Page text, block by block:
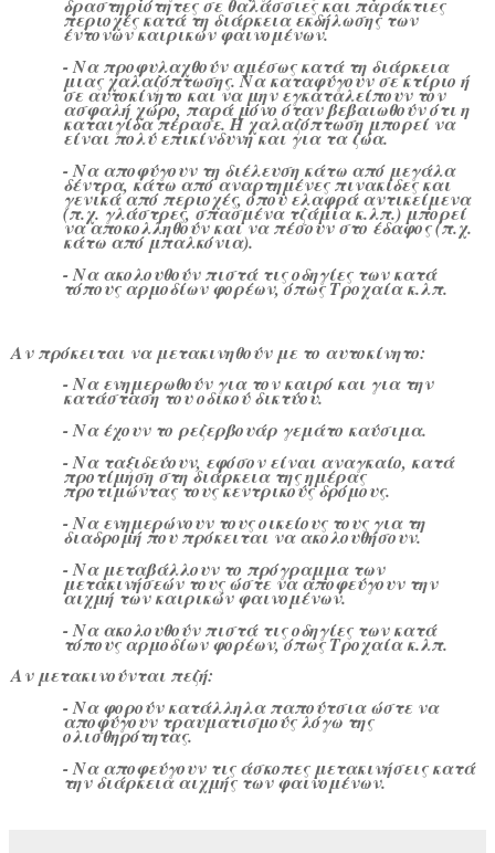
δραστηριότητες σε θαλάσσιες και παράκτιες
περιοχές κατά τη διάρκεια εκδήλωσης των
έντονων καιρικών φαινομένων.
- Να προφυλαχθούν αμέσως κατά τη διάρκεια
μιας χαλαζόπτωσης. Να καταφύγουν σε κτίριο ή
σε αυτοκίνητο και να μην εγκαταλείπουν τον
ασφαλή χώρο, παρά μόνο όταν βεβαιωθούν ότι η
καταιγίδα πέρασε. Η χαλαζόπτωση μπορεί να
είναι πολύ επικίνδυνη και για τα ζώα.
- Να αποφύγουν τη διέλευση κάτω από μεγάλα
δέντρα, κάτω από αναρτημένες πινακίδες και
γενικά από περιοχές, όπου ελαφρά αντικείμενα
(π.χ. γλάστρες, σπασμένα τζάμια κ.λπ.) μπορεί
να αποκολληθούν και να πέσουν στο έδαφος (π.χ.
κάτω από μπαλκόνια).
- Να ακολουθούν πιστά τις οδηγίες των κατά
τόπους αρμοδίων φορέων, όπως Τροχαία κ.λπ.
Αν πρόκειται να μετακινηθούν με το αυτοκίνητο:
- Να ενημερωθούν για τον καιρό και για την
κατάσταση του οδικού δικτύου.
- Να έχουν το ρεζερβουάρ γεμάτο καύσιμα.
- Να ταξιδεύουν, εφόσον είναι αναγκαίο, κατά
προτίμηση στη διάρκεια της ημέρας
προτιμώντας τους κεντρικούς δρόμους.
- Να ενημερώνουν τους οικείους τους για τη
διαδρομή που πρόκειται να ακολουθήσουν.
- Να μεταβάλλουν το πρόγραμμα των
μετακινήσεών τους ώστε να αποφεύγουν την
αιχμή των καιρικών φαινομένων.
- Να ακολουθούν πιστά τις οδηγίες των κατά
τόπους αρμοδίων φορέων, όπως Τροχαία κ.λπ.
Αν μετακινούνται πεζή:
- Να φορούν κατάλληλα παπούτσια ώστε να
αποφύγουν τραυματισμούς λόγω της
ολισθηρότητας.
- Να αποφεύγουν τις άσκοπες μετακινήσεις κατά
την διάρκεια αιχμής των φαινομένων.